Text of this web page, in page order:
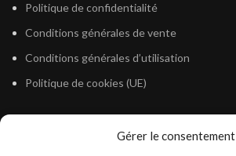
Gérer le consentement
Politique de confidentialité
Conditions générales de vente
Conditions générales d’utilisation
Politique de cookies (UE)